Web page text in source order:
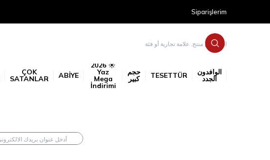
Siparişlerim
الوافدون
الجدد TESETTÜR حجم
كبير
☀️ 2026
Yaz
Mega
İndirimi
ABİYE
ÇOK
SATANLAR